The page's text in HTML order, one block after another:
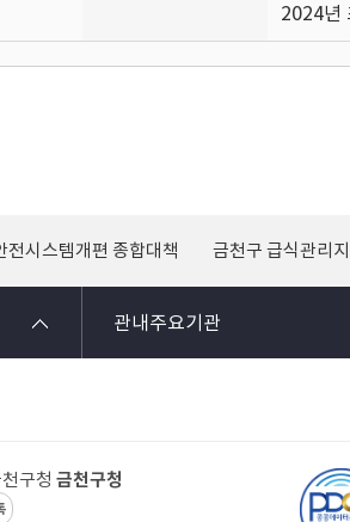
2024년
전시스템개편 종합대책 금천구 급식관리
관내주요기관
구청 금천구청